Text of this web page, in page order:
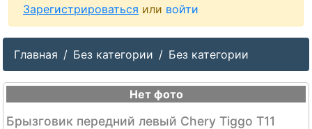
Зарегистрироваться или войти
Главная Без категории Без категории
Нет фото
Брызговик передний левый Chery Tiggo T11